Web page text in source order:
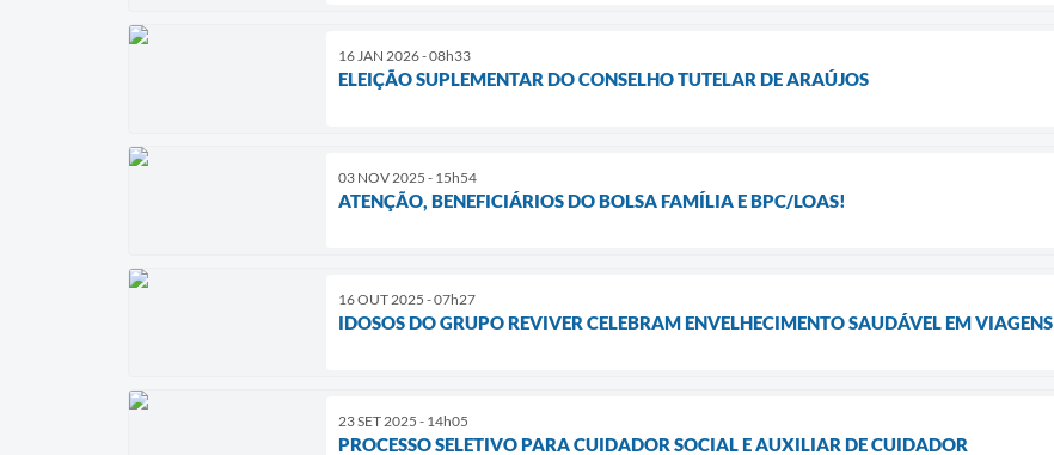
16 JAN 2026 - 08h33
ELEIÇÃO SUPLEMENTAR DO CONSELHO TUTELAR DE ARAÚJOS
03 NOV 2025 - 15h54
ATENÇÃO, BENEFICIÁRIOS DO BOLSA FAMÍLIA E BPC/LOAS!
16 OUT 2025 - 07h27
IDOSOS DO GRUPO REVIVER CELEBRAM ENVELHECIMENTO SAUDÁVEL EM VIAGENS
23 SET 2025 - 14h05
PROCESSO SELETIVO PARA CUIDADOR SOCIAL E AUXILIAR DE CUIDADOR